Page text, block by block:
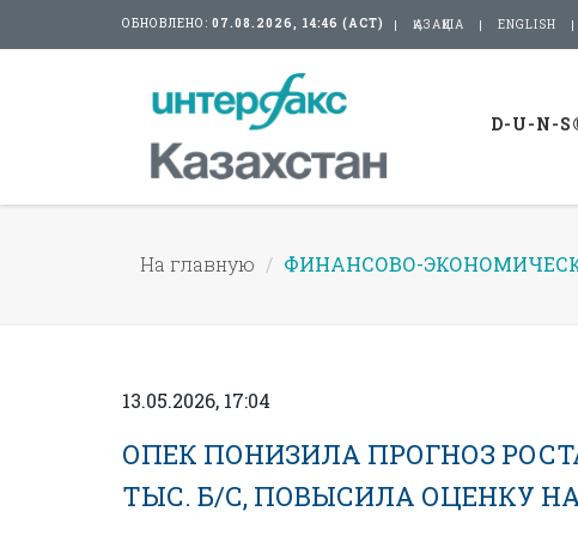
ОБНОВЛЕНО: 07.08.2026, 14:46 (АСТ) ҚАЗАҚША ENGLISH
D-U-N-
На главную ФИНАНСОВО-
13.05.2026, 17:04
ОПЕК ПОНИЗИЛА ПРОГНОЗ
ТЫС. Б/С, ПОВЫСИЛА ОЦЕНКУ НА